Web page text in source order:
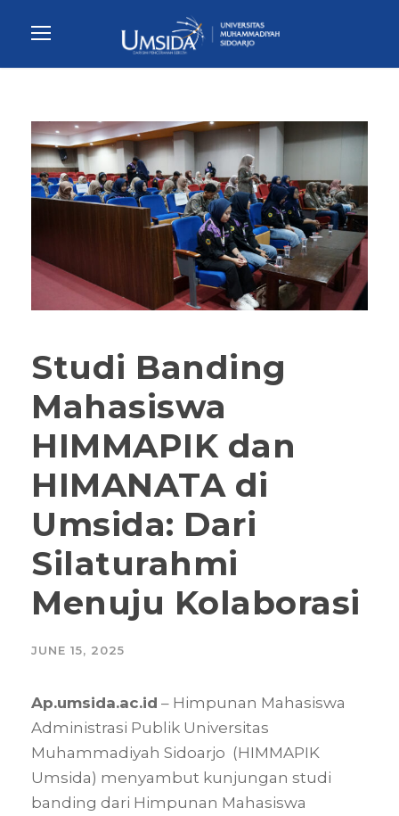
Studi Banding
Mahasiswa
HIMMAPIK dan
HIMANATA di
Umsida: Dari
Silaturahmi
Menuju Kolaborasi
JUNE 15, 2025
Ap.umsida.ac.id – Himpunan Mahasiswa
Administrasi Publik Universitas
Muhammadiyah Sidoarjo (HIMMAPIK
Umsida) menyambut kunjungan studi
banding dari Himpunan Mahasiswa